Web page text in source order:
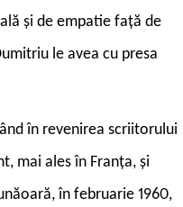
și de empatie față de
le avea cu presa
în revenirea scriitorului
mai ales în Franța, și
în februarie 1960,